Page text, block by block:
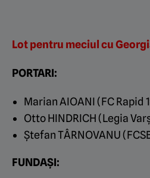
Lot pentru meciul cu
PORTARI:
Marian AIOANI (FC Rapid
Otto HINDRICH (Legia
Ștefan TÂRNOVANU
FUNDAȘI: